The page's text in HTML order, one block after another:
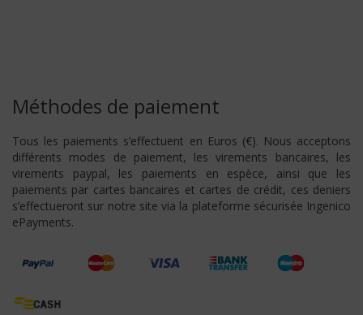
Méthodes de paiement
Tous les paiements s’effectuent en Euros (€). Nous acceptons
différents modes de paiement, les virements bancaires, les
virements paypal, les paiements en espèce, ainsi que les
paiements par cartes bancaires et cartes de crédit, ces deniers
s’effectueront sur notre site via la plateforme sécurisée Ingenico
ePayments.